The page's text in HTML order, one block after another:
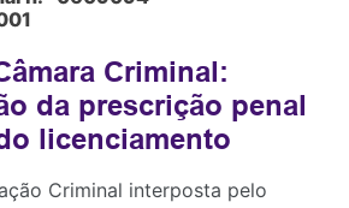
Criminal:
da prescrição penal
licenciamento
Criminal interposta pelo